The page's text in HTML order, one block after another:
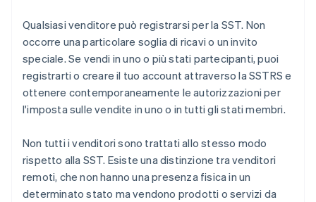
Qualsiasi venditore può registrarsi per la SST. Non
occorre una particolare soglia di ricavi o un invito
speciale. Se vendi in uno o più stati partecipanti, puoi
registrarti o creare il tuo account attraverso la SSTRS e
ottenere contemporaneamente le autorizzazioni per
l'imposta sulle vendite in uno o in tutti gli stati membri.
Non tutti i venditori sono trattati allo stesso modo
rispetto alla SST. Esiste una distinzione tra venditori
remoti, che non hanno una presenza fisica in un
determinato stato ma vendono prodotti o servizi da